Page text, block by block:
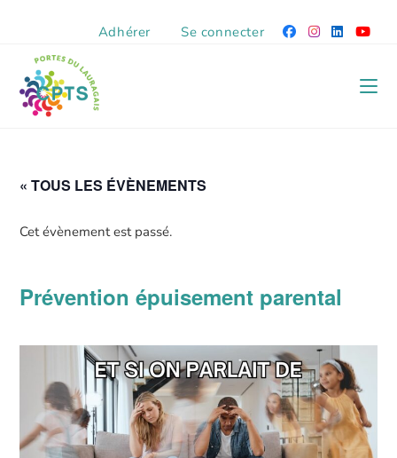
Adhérer Se connecter
« TOUS LES ÉVÈNEMENTS
Cet évènement est passé.
Prévention épuisement parental